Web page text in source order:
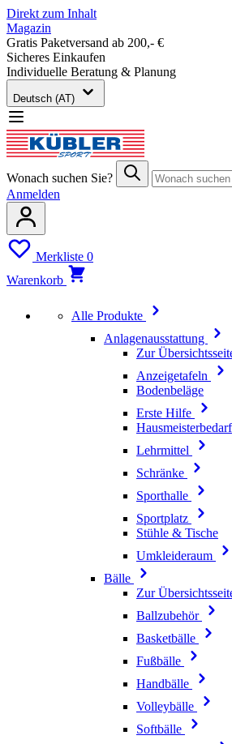
Direkt zum Inhalt
Magazin
Gratis Paketversand ab 200,- €
Sicheres Einkaufen
Individuelle Beratung & Planung
Deutsch (AT)
Wonach suchen Sie?
Anmelden
Merkliste 0
Warenkorb
Alle Produkte
Anlagenausstattung
Zur
Anzeigetafeln
Bodenbeläge
Erste Hilfe
Hausmeisterbedarf
Lehrmittel
Schränke
Sporthalle
Sportplatz
Stühle & Tische
Umkleideraum
Bälle
Zur
Ballzubehör
Basketbälle
Fußbälle
Handbälle
Volleybälle
Softbälle